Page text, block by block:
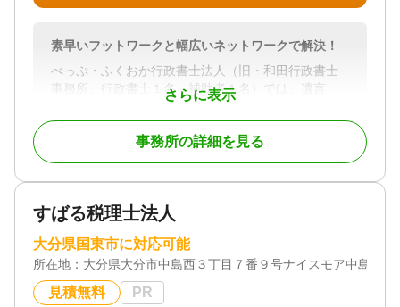
客様に最適な解決策をご提案いたします。
3 豊富な相談実績・ノウハウ
１７年間の豊富な経験から蓄積されたノウハウで高
難度な案件にも対応が可能です。
談ができます。電話での相談も可能です。
5 スピード対応
お急ぎのお手続きでもスピーディー・丁寧に対応い
たします。
さらに表示
素早いフットワークと幅広いネットワークで解決！
べっぷ・ふくおか行政書士法人（旧・和田行政書士
事務所、行政書士１名、補助者１名）では、遺言
（遺言保管制度、公正証書遺言含む）・相続手続
（遺産分割協議書作成等）に関するサポートを行っ
能です。
ワークが軽く迅速な手続きを心がけております。
遺言・相続手続き専門の担当スタッフがきめ細かく
サポート致します。
事務所の詳細を見る
すばる税理士法人
大分県国東市に対応可能
所在地： 大分県大分市中島西３丁目７番９号ナイスモア中島201
見積無料 PR